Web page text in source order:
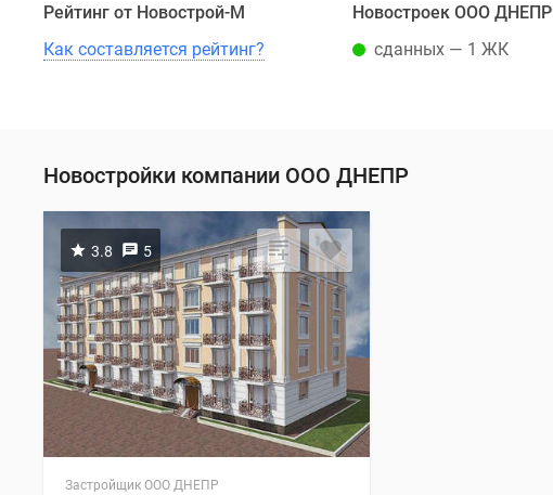
Рейтинг от Новострой-М
Как составляется рейтинг?
Новостроек ООО ДНЕПР
сданных — 1 ЖК
Новостройки компании ООО ДНЕПР
3.8 5
Застройщик ООО ДНЕПР